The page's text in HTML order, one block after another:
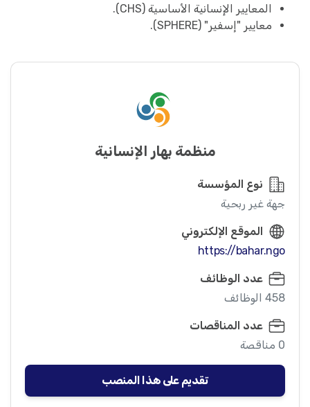
المعايير الإنسانية الأساسية (CHS).
معايير "إسفير" (SPHERE).
منظمة بهار الإنسانية
نوع المؤسسة
جهة غير ربحية
الموقع الإلكتروني
https://bahar.ngo
عدد الوظائف
458 الوظائف
عدد المناقصات
0 مناقصة
تقديم على هذا المنصب